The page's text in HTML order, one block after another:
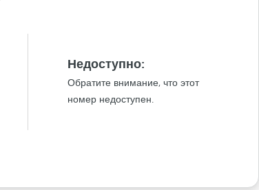
Недоступно:
Обратите внимание, что этот
номер недоступен.